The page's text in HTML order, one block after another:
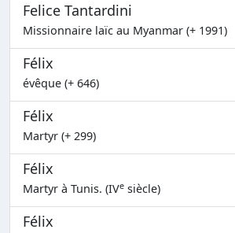
Felice Tantardini
Missionnaire laïc au Myanmar (+ 1991)
Félix
évêque (+ 646)
Félix
Martyr (+ 299)
Félix
Martyr à Tunis. (IVe siècle)
Félix